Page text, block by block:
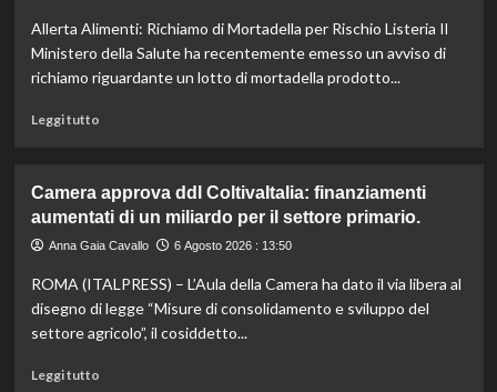
indispensabile
per
l’agricoltura
Allerta Alimenti: Richiamo di Mortadella per Rischio Listeria Il
Ministero della Salute ha recentemente emesso un avviso di
richiamo riguardante un lotto di mortadella prodotto...
Leggi tuttoLeggi
Mortadella
ritirata:
rischio
scopri
quali
marche
Camera approva ddl ColtivaItalia: finanziamenti
aumentati di un miliardo per il settore primario.
Anna Gaia Cavallo 6 Agosto 2026 : 13:50
ROMA (ITALPRESS) – L’Aula della Camera ha dato il via libera al
disegno di legge “Misure di consolidamento e sviluppo del
settore agricolo”, il cosiddetto...
Leggi tuttoLeggi